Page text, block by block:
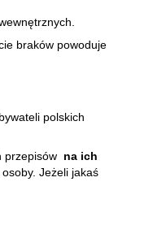
braków powoduje
polskich
przepisów na ich
Jeżeli jakaś